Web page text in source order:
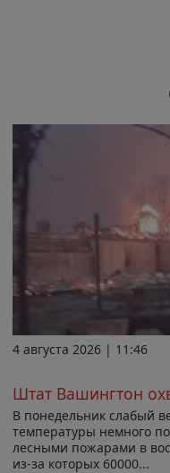
4 августа 2026 | 11:46
Штат Вашингтон
В понедельник слабый
температуры немного
лесными пожарами в
из-за которых 60000...